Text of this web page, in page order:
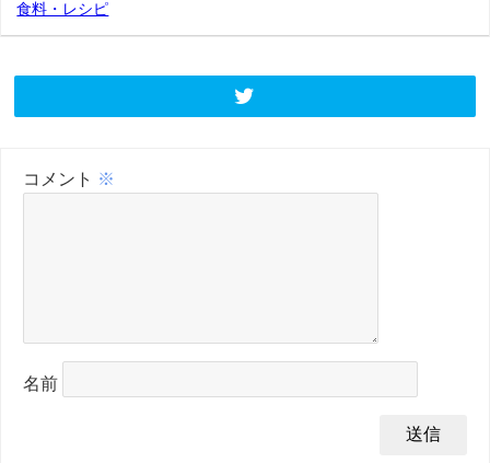
食料・レシピ
コメント ※
名前